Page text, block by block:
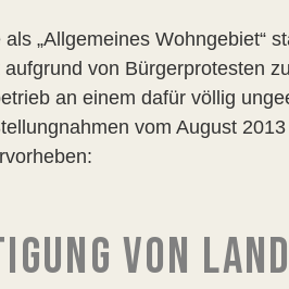
„Allgemeines Wohngebiet“
von Bürgerprotesten
an einem dafür völlig
vom August
VON